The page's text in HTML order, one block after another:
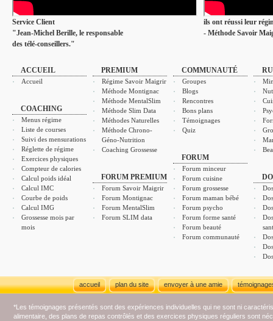
Service Client
"Jean-Michel Berille, le responsable
des télé-conseillers."
ils ont réussi leur
- Méthode Savoir
ACCUEIL
Accueil
COACHING
Menus régime
Liste de courses
Suivi des mensurations
Réglette de régime
Exercices physiques
Compteur de calories
Calcul poids idéal
Calcul IMC
Courbe de poids
Calcul IMG
Grossesse mois par
mois
PREMIUM
Régime Savoir Maigrir
Méthode Montignac
Méthode MentalSlim
Méthode Slim Data
Méthodes Naturelles
Méthode Chrono-
Géno-Nutrition
Coaching Grossesse
FORUM PREMIUM
Forum Savoir Maigrir
Forum Montignac
Forum MentalSlim
Forum SLIM data
COMMUNAUTÉ
Groupes
Blogs
Rencontres
Bons plans
Témoignages
Quiz
FORUM
Forum minceur
Forum cuisine
Forum grossesse
Forum maman bébé
Forum psycho
Forum forme santé
Forum beauté
Forum communauté
accueil plan du site envoyer à une amie
*Les témoignages présentés sont des expériences individuelles qui ne sont ni
alimentaire, des plans de repas contrôlés et des exercices physiques réguliers sont